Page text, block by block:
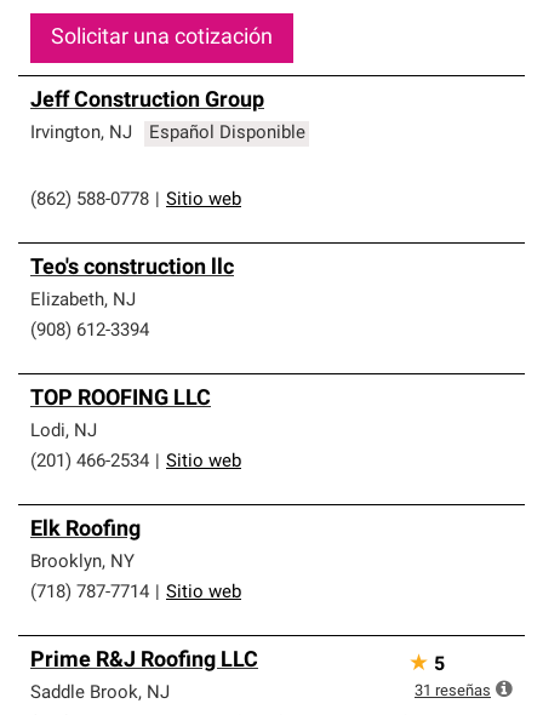
Solicitar una cotización
Jeff Construction Group
Irvington, NJ Español Disponible
(862) 588-0778 Sitio web
Teo's construction llc
Elizabeth, NJ
(908) 612-3394
TOP ROOFING LLC
Lodi, NJ
(201) 466-2534
Sitio web
Elk Roofing
Brooklyn, NY
(718) 787-7714
Sitio web
Prime R&J Roofing LLC
Saddle Brook, NJ
★ 5
31 reseñas